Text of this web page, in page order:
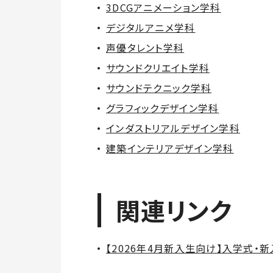
3DCGアニメーション学科
デジタルアニメ学科
声優タレント学科
サウンドクリエイト学科
サウンドテクニック学科
グラフィックデザイン学科
インダストリアルデザイン学科
建築インテリアデザイン学科
関連リンク
【2026年4月新入生向け】入学式・